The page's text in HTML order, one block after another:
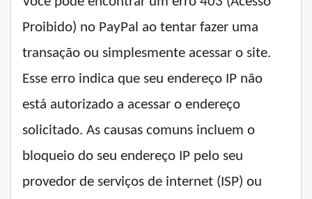
Proibido) no PayPal ao tentar fazer uma
transação ou simplesmente acessar o site.
Esse erro indica que seu endereço IP não
está autorizado a acessar o endereço
solicitado. As causas comuns incluem o
bloqueio do seu endereço IP pelo seu
provedor de serviços de internet (ISP) ou